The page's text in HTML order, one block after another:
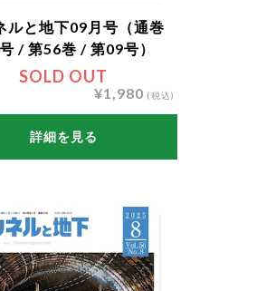
SOLD OUT
ルと地下09月号（通巻
/ 第56巻 / 第09号）
¥1,980 (税込)
詳細を見る